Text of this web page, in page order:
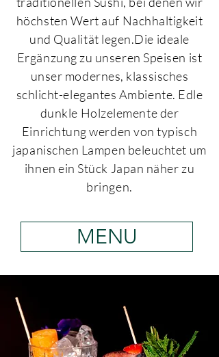
höchsten Wert auf Nachhaltigkeit
und Qualität legen.Die ideale
Ergänzung zu unseren Speisen ist
unser modernes, klassisches
schlicht-elegantes Ambiente. Edle
dunkle Holzelemente der
Einrichtung werden von typisch
japanischen Lampen beleuchtet um
ihnen ein Stück Japan näher zu
bringen.
MENU